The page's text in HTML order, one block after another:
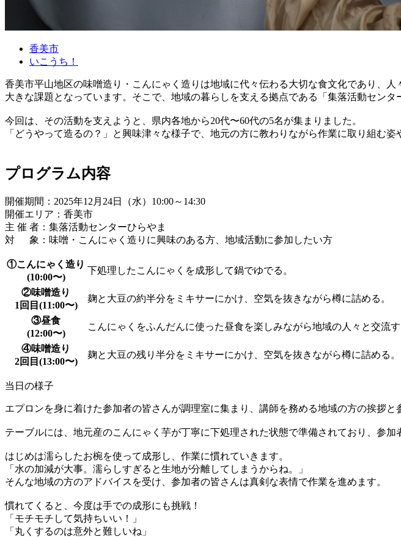
香美市
いこうち！
香美市平山地区の味噌造り・こんにゃく造りは地域に代々伝わる大切な食文化であり、
大きな課題となっています。そこで、地域の暮らしを支える拠点である「集落活動セン
今回は、その活動を支えようと、県内各地から20代〜60代の5名が集まりました。
「どうやって造るの？」と興味津々な様子で、地元の方に教わりながら作業に取り組む
プログラム内容
開催期間：2025年12月24日（水）10:00～14:30
開催エリア：香美市
主 催 者：集落活動センターひらやま
対 象：味噌・こんにゃく造りに興味のある方、地域活動に参加したい方
①こんにゃく造り
(10:00〜)
下処理したこんにゃくを成形して鍋でゆでる。
②味噌造り
1回目(11:00〜)
麹と大豆の約半分をミキサーにかけ、空気を抜きながら樽に詰める。
③昼食
(12:00〜)
こんにゃくをふんだんに使った昼食を楽しみながら地域の人々と交流す
④味噌造り
2回目(13:00〜)
麹と大豆の残り半分をミキサーにかけ、空気を抜きながら樽に詰める。
当日の様子
エプロンを身に着けた参加者の皆さんが調理室に集まり、講師を務める地域の方の挨拶と
テーブルには、地元産のこんにゃく芋が丁寧に下処理された状態で準備されており、参
はじめは濡らしたお椀を使って成形し、作業に慣れていきます。
「水の加減が大事。濡らしすぎると生地が分離してしまうからね。」
そんな地域の方のアドバイスを受け、参加者の皆さんは真剣な表情で作業を進めます。
慣れてくると、今度は手での成形にも挑戦！
「モチモチして気持ちいい！」
「丸くするのは意外と難しいね」